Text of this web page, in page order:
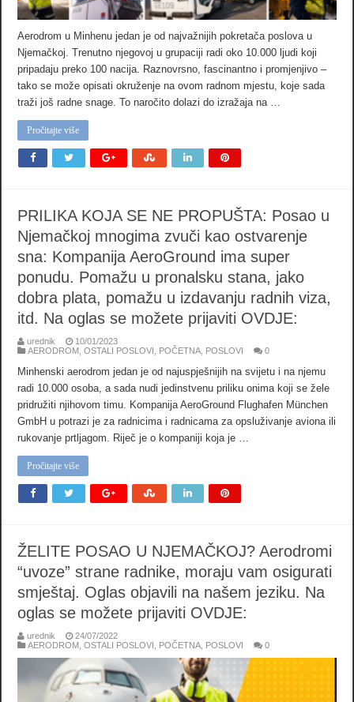
Aerodrom u Minhenu jedan je od najvažnijih pokretača poslova u
Njemačkoj. Trenutno njegovoj u grupaciji radi oko 10.000 ljudi koji
pripadaju preko 100 nacija. Raznovrsno, fascinantno i promjenjivo –
tako se može opisati okruženje na ovom radnom mjestu, koje sada
traži još radne snage. To naročito dolazi do izražaja na …
Pročitajte više
PRILIKA KOJA SE NE PROPUŠTA: Posao u
Njemačkoj mnogima zvuči kao ostvarenje
sna: Kompanija AeroGround ima super
ponudu. Pomažu u pronalsku stana, jako
dobra plata, pomažu u izdavanju radnih viza,
itd. Na oglas se možete prijaviti OVDJE:
urednik
10/01/2023
AERODROM ,OSTALI POSLOVI POČETNA POSLOVI 0
Minhenski aerodrom jedan je od najuspješnijih na svijetu i na njemu
radi 10.000 osoba, a sada nudi jedinstvenu priliku onima koji se žele
pridružiti njihovom timu. Kompanija AeroGround Flughafen München
GmbH u potrazi je za radnicima i radnicama za opsluživanje aviona ili
rukovanje prtljagom. Riječ je o kompaniji koja je …
Pročitajte više
ŽELITE POSAO U NJEMAČKOJ? Aerodromi
“uvoze” strane radnike, moraju vam osigurati
smještaj. Oglas objavili na našem jeziku. Na
oglas se možete prijaviti OVDJE:
urednik
24/07/2022
AERODROM ,OSTALI POSLOVI POČETNA POSLOVI 0